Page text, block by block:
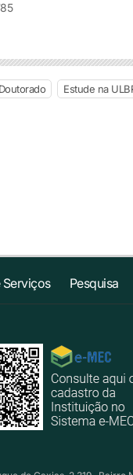
Doutorado Estude na
Serviços Pesquisa